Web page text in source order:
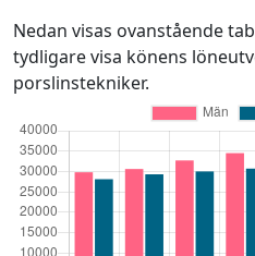
Nedan visas ovanstående
tydligare visa könens
porslinstekniker.